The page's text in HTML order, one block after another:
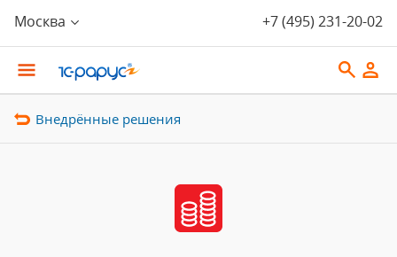
Москва +7 (495) 231-20-02
Внедрённые решения